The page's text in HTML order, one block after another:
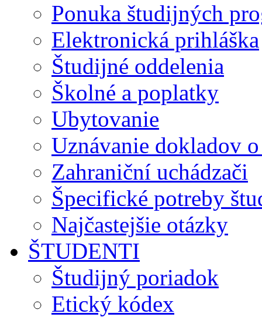
Ponuka študijných
Elektronická prihláška
Študijné oddelenia
Školné a poplatky
Ubytovanie
Uznávanie dokladov
Zahraniční uchádzači
Špecifické potreby
Najčastejšie otázky
ŠTUDENTI
Študijný poriadok
Etický kódex